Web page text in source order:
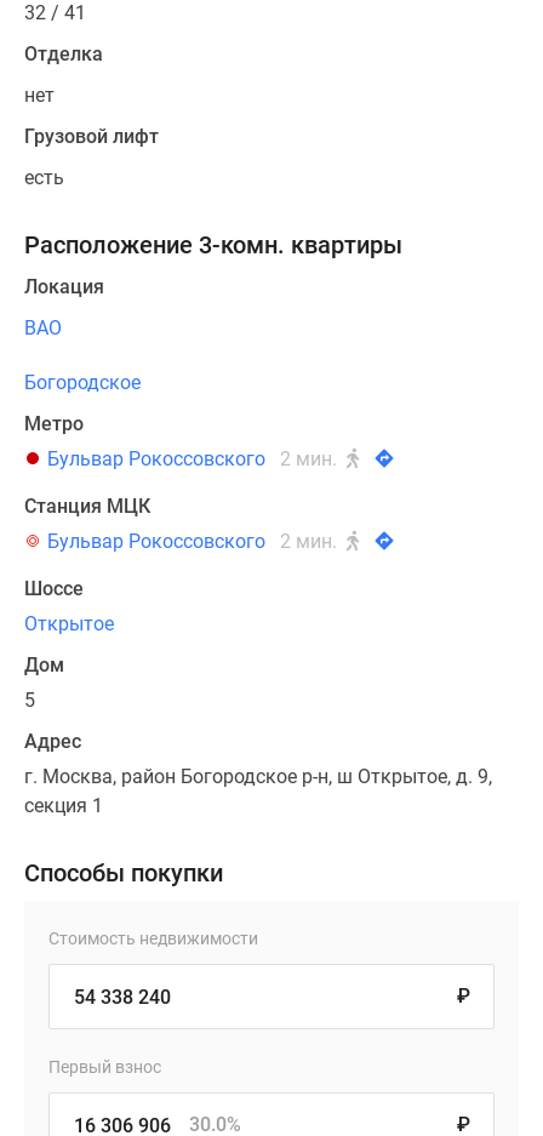
32 / 41
Отделка
нет
Грузовой лифт
есть
Расположение 3-комн. квартиры
Локация
ВАО
Богородское
Метро
Бульвар Рокоссовского
2 мин.
Станция МЦК
Бульвар Рокоссовского
2 мин.
Шоссе
Открытое
Дом
5
Адрес
г. Москва, район Богородское р-н, ш Открытое, д. 9,
секция 1
Способы покупки
Стоимость недвижимости
₽
Первый взнос
₽
30.0%